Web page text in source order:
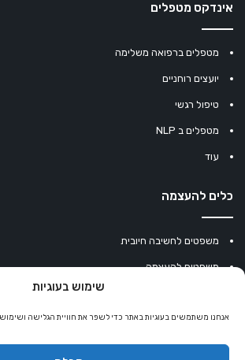
שימוש בעוגיות
אנחנו משתמשים בעוגיות באתר כדי לשפר את חוויית הגלישה
אינדקס מטפלים
מטפלים ברפואה משלימה
יועצים רוחניים
טיפול רגשי
מטפלים ב NLP
עוד
כלים להעצמה
משפטים לחשיבה חיובית
משפטים להעצמה
מחשבון נומרולוגיה
קריסטלים למזלות